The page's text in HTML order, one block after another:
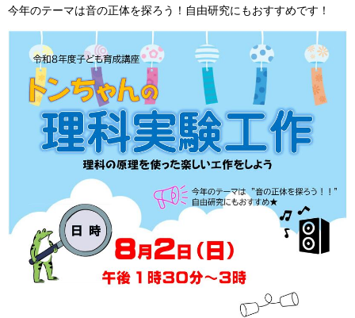
今年のテーマは音の正体を探ろう！自由研究にもおすすめです！